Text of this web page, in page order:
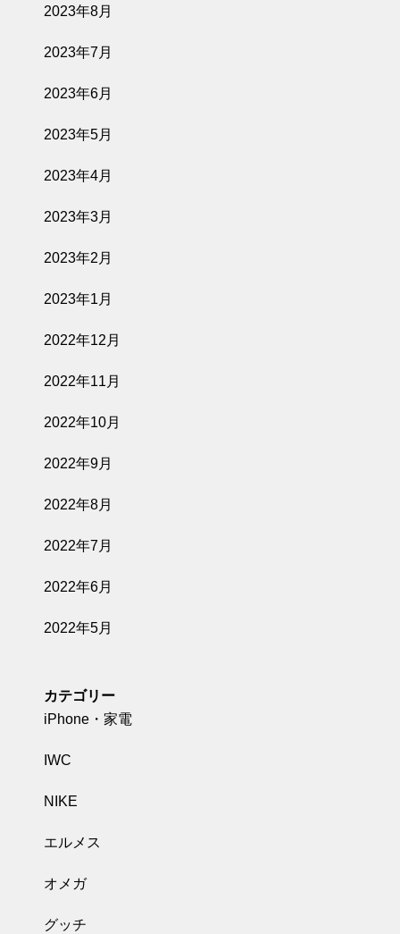
2023年8月
2023年7月
2023年6月
2023年5月
2023年4月
2023年3月
2023年2月
2023年1月
2022年12月
2022年11月
2022年10月
2022年9月
2022年8月
2022年7月
2022年6月
2022年5月
カテゴリー
iPhone・家電
IWC
NIKE
エルメス
オメガ
グッチ